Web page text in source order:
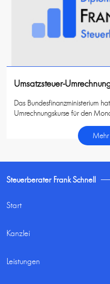
Umsatzsteuer-
Das Bundesfinanzministerium
Umrechnungskurse für den
Mehr
Steuerberater Frank Schnell
Start
Kanzlei
Leistungen